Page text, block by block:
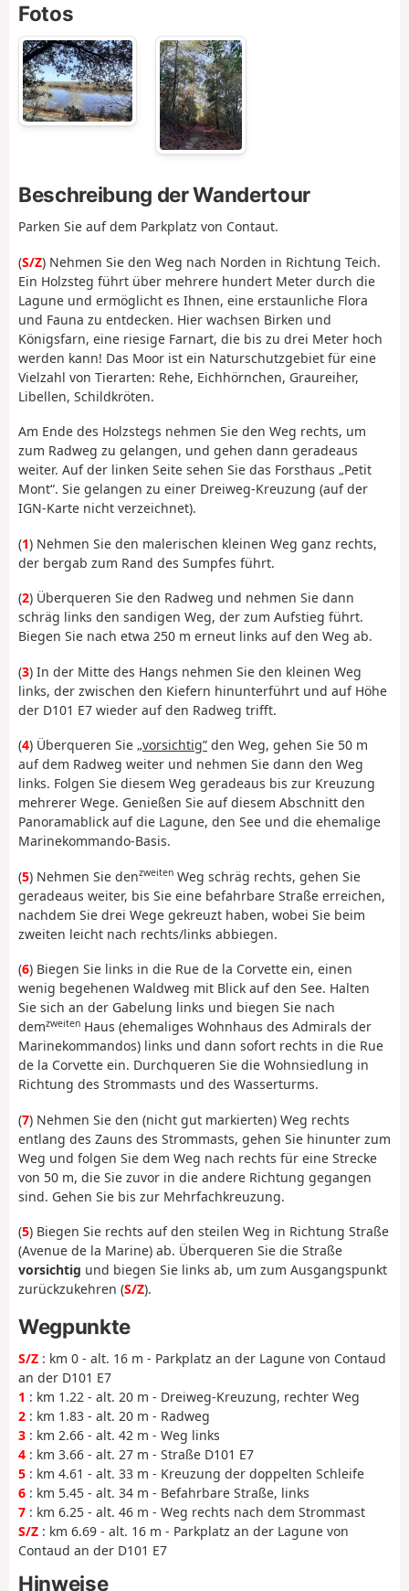
Fotos
Beschreibung der Wandertour
Parken Sie auf dem Parkplatz von Contaut.
(S/Z) Nehmen Sie den Weg nach Norden in Richtung Teich.
Ein Holzsteg führt über mehrere hundert Meter durch die
Lagune und ermöglicht es Ihnen, eine erstaunliche Flora
und Fauna zu entdecken. Hier wachsen Birken und
Königsfarn, eine riesige Farnart, die bis zu drei Meter hoch
werden kann! Das Moor ist ein Naturschutzgebiet für eine
Vielzahl von Tierarten: Rehe, Eichhörnchen, Graureiher,
Libellen, Schildkröten.
Am Ende des Holzstegs nehmen Sie den Weg rechts, um
zum Radweg zu gelangen, und gehen dann geradeaus
weiter. Auf der linken Seite sehen Sie das Forsthaus „Petit
Mont“. Sie gelangen zu einer Dreiweg-Kreuzung (auf der
IGN-Karte nicht verzeichnet).
(1) Nehmen Sie den malerischen kleinen Weg ganz rechts,
der bergab zum Rand des Sumpfes führt.
(2) Überqueren Sie den Radweg und nehmen Sie dann
schräg links den sandigen Weg, der zum Aufstieg führt.
Biegen Sie nach etwa 250 m erneut links auf den Weg ab.
(3) In der Mitte des Hangs nehmen Sie den kleinen Weg
links, der zwischen den Kiefern hinunterführt und auf Höhe
der D101 E7 wieder auf den Radweg trifft.
(4) Überqueren Sie „vorsichtig” den Weg, gehen Sie 50 m
auf dem Radweg weiter und nehmen Sie dann den Weg
links. Folgen Sie diesem Weg geradeaus bis zur Kreuzung
mehrerer Wege. Genießen Sie auf diesem Abschnitt den
Panoramablick auf die Lagune, den See und die ehemalige
Marinekommando-Basis.
(5) Nehmen Sie denzweiten Weg schräg rechts, gehen Sie
geradeaus weiter, bis Sie eine befahrbare Straße erreichen,
nachdem Sie drei Wege gekreuzt haben, wobei Sie beim
zweiten leicht nach rechts/links abbiegen.
(6) Biegen Sie links in die Rue de la Corvette ein, einen
wenig begehenen Waldweg mit Blick auf den See. Halten
Sie sich an der Gabelung links und biegen Sie nach
demzweiten Haus (ehemaliges Wohnhaus des Admirals der
Marinekommandos) links und dann sofort rechts in die Rue
de la Corvette ein. Durchqueren Sie die Wohnsiedlung in
Richtung des Strommasts und des Wasserturms.
(7) Nehmen Sie den (nicht gut markierten) Weg rechts
entlang des Zauns des Strommasts, gehen Sie hinunter zum
Weg und folgen Sie dem Weg nach rechts für eine Strecke
von 50 m, die Sie zuvor in die andere Richtung gegangen
sind. Gehen Sie bis zur Mehrfachkreuzung.
(5) Biegen Sie rechts auf den steilen Weg in Richtung Straße
(Avenue de la Marine) ab. Überqueren Sie die Straße
vorsichtig und biegen Sie links ab, um zum Ausgangspunkt
zurückzukehren (S/Z).
Wegpunkte
S/Z : km 0 - alt. 16 m - Parkplatz an der Lagune von Contaud
an der D101 E7
1 : km 1.22 - alt. 20 m - Dreiweg-Kreuzung, rechter Weg
2 : km 1.83 - alt. 20 m - Radweg
3 : km 2.66 - alt. 42 m - Weg links
4 : km 3.66 - alt. 27 m - Straße D101 E7
5 : km 4.61 - alt. 33 m - Kreuzung der doppelten Schleife
6 : km 5.45 - alt. 34 m - Befahrbare Straße, links
7 : km 6.25 - alt. 46 m - Weg rechts nach dem Strommast
S/Z : km 6.69 - alt. 16 m - Parkplatz an der Lagune von
Contaud an der D101 E7
Hinweise